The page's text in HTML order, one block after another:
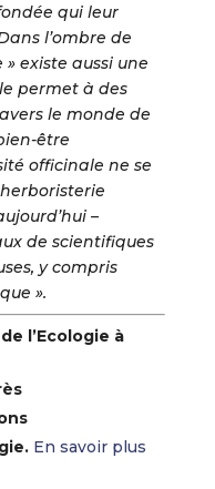
qui leur
l’ombre de
existe aussi une
permet à des
le monde de
être
officinale ne se
–
de scientifiques
y compris
».
l’Ecologie à
En savoir plus